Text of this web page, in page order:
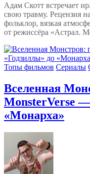
Адам Скотт встречает
свою травму. Рецензия
фольклор, вязкая
от режиссёра «Астрал.
Топы фильмов Сериалы
Вселенная
MonsterVerse
«Монарха»